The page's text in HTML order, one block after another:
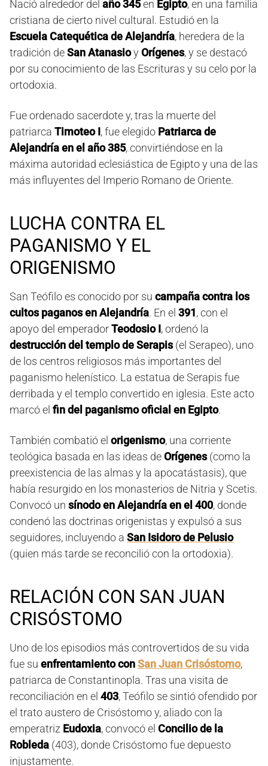
Nació alrededor del año 345en Egipto, en una familia
cristiana de cierto nivel cultural. Estudió en la
Escuela Catequética de Alejandría, heredera de la
tradición deSan AtanasioyOrígenes, y se destacó
por su conocimiento de las Escrituras y su celo por la
ortodoxia.
Fue ordenado sacerdote y, tras la muerte del
patriarca Timoteo I, fue elegido Patriarca de
Alejandría en el año 385, convirtiéndose en la
máxima autoridad eclesiástica de Egipto y una de las
más influyentes del Imperio Romano de Oriente.
LUCHA CONTRA EL
PAGANISMO Y EL
ORIGENISMO
San Teófilo es conocido por su campaña contra los
cultos paganos en Alejandría. En el 391, con el
apoyo del emperadorTeodosio I, ordenó la
destrucción del templo de Serapis(el Serapeo), uno
de los centros religiosos más importantes del
paganismo helenístico. La estatua de Serapis fue
derribada y el templo convertido en iglesia. Este acto
marcó el fin del paganismo oficial en Egipto.
También combatió el origenismo, una corriente
teológica basada en las ideas deOrígenes(como la
preexistencia de las almas y la apocatástasis), que
había resurgido en los monasterios de Nitria y Scetis.
Convocó un sínodo en Alejandría en el 400, donde
condenó las doctrinas origenistas y expulsó a sus
seguidores, incluyendo a San Isidoro de Pelusio
(quien más tarde se reconcilió con la ortodoxia).
RELACIÓN CON SAN JUAN
CRISÓSTOMO
Uno de los episodios más controvertidos de su vida
fue su enfrentamiento conSan Juan Crisóstomo,
patriarca de Constantinopla. Tras una visita de
reconciliación en el 403, Teófilo se sintió ofendido por
el trato austero de Crisóstomo y, aliado con la
emperatriz Eudoxia, convocó el Concilio de la
Robleda (403), donde Crisóstomo fue depuesto
injustamente.